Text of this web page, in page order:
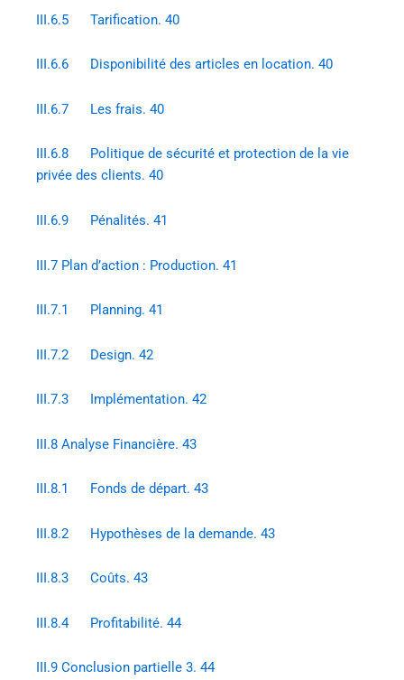
III.6.5 Tarification. 40
III.6.6 Disponibilité des articles en location. 40
III.6.7 Les frais. 40
III.6.8 Politique de sécurité et protection de la vie
privée des clients. 40
III.6.9 Pénalités. 41
III.7 Plan d’action : Production. 41
III.7.1 Planning. 41
III.7.2 Design. 42
III.7.3 Implémentation. 42
III.8 Analyse Financière. 43
III.8.1 Fonds de départ. 43
III.8.2 Hypothèses de la demande. 43
III.8.3 Coûts. 43
III.8.4 Profitabilité. 44
III.9 Conclusion partielle 3. 44